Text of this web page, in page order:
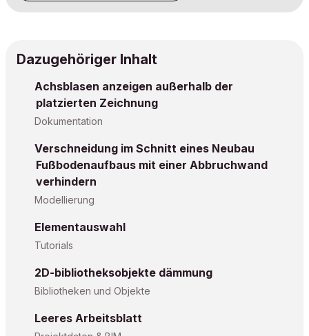
Dazugehöriger Inhalt
Achsblasen anzeigen außerhalb der
platzierten Zeichnung
Dokumentation
Verschneidung im Schnitt eines Neubau
Fußbodenaufbaus mit einer Abbruchwand
verhindern
Modellierung
Elementauswahl
Tutorials
2D-bibliotheksobjekte dämmung
Bibliotheken und Objekte
Leeres Arbeitsblatt